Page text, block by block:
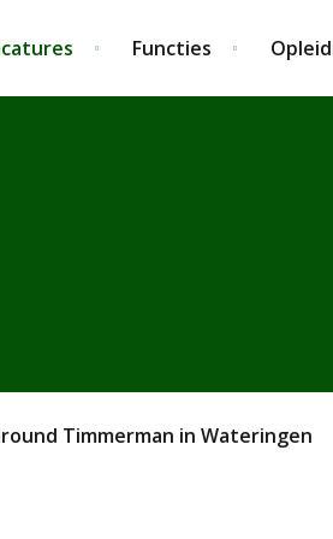
Functies
Timmerman in Wateringen